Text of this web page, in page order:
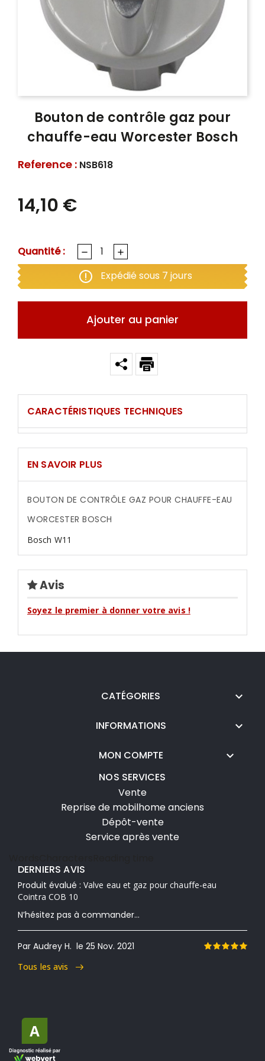
Bouton de contrôle gaz pour
chauffe-eau Worcester Bosch
Reference : NSB618
14,10 €
Quantité :
Expédié sous 7 jours
Ajouter au panier
CARACTÉRISTIQUES TECHNIQUES
EN SAVOIR PLUS
BOUTON DE CONTRÔLE GAZ POUR CHAUFFE-EAU
WORCESTER BOSCH
Bosch W11
Avis
Soyez le premier à donner votre avis !
CATÉGORIES 
INFORMATIONS 
MON COMPTE 
NOS SERVICES
Vente
Reprise de mobilhome anciens
Dépôt-vente
Service après vente
DERNIERS AVIS
Produit évalué : Valve eau et gaz pour chauffe-eau
Cointra COB 10
N’hésitez pas à commander...
Par Audrey H. le 25 Nov. 2021
Tous les avis